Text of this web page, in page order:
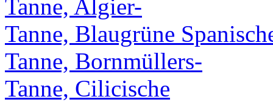
Tanne, Algier-
Tanne, Blaugrüne
Tanne, Bornmüllers-
Tanne, Cilicische